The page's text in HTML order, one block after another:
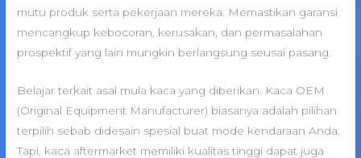
mutu produk serta pekerjaan mereka. Memastikan garansi
mencangkup kebocoran, kerusakan, dan permasalahan
prospektif yang lain mungkin berlangsung seusai pasang.
Belajar terkait asal mula kaca yang diberikan. Kaca OEM
(Original Equipment Manufacturer) biasanya adalah pilihan
terpilih sebab didesain spesial buat mode kendaraan Anda.
Tapi, kaca aftermarket memiliki kualitas tinggi dapat juga